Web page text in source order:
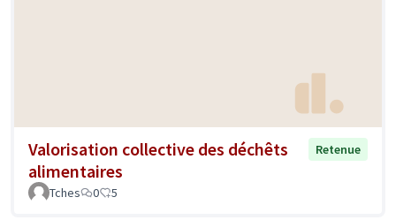
Valorisation collective des déchêts
alimentaires
Retenue
Tches 0 5